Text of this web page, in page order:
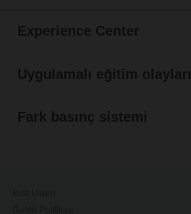
Experience Center
Uygulamalı eğitim olayları
Fark basınç sistemi